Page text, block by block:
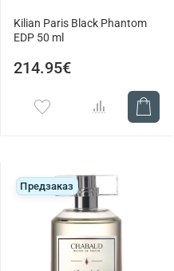
Kilian Paris Black Phantom
EDP 50 ml
214.95€
Предзаказ